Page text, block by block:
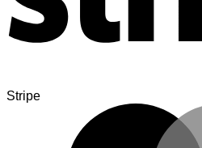
Stripe